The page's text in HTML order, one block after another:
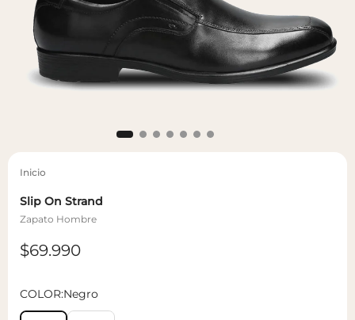
Inicio
Zapato Hombre
Slip On Strand
Precio
$69.990
COLOR:Negro